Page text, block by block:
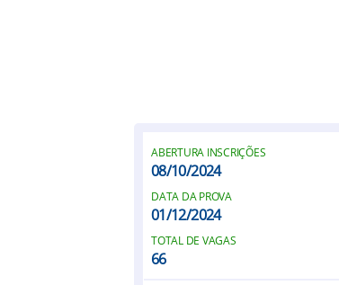
ABERTURA INSCRIÇÕES
08/10/2024
DATA DA PROVA
01/12/2024
TOTAL DE VAGAS
66